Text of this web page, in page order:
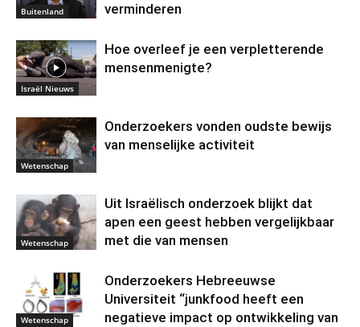
Buitenland
verminderen
Israël Nieuws
Hoe overleef je een verpletterende
mensenmenigte?
Wetenschap
Onderzoekers vonden oudste bewijs
van menselijke activiteit
Wetenschap
Uit Israëlisch onderzoek blijkt dat
apen een geest hebben vergelijkbaar
met die van mensen
Wetenschap
Onderzoekers Hebreeuwse
Universiteit “junkfood heeft een
negatieve impact op ontwikkeling van